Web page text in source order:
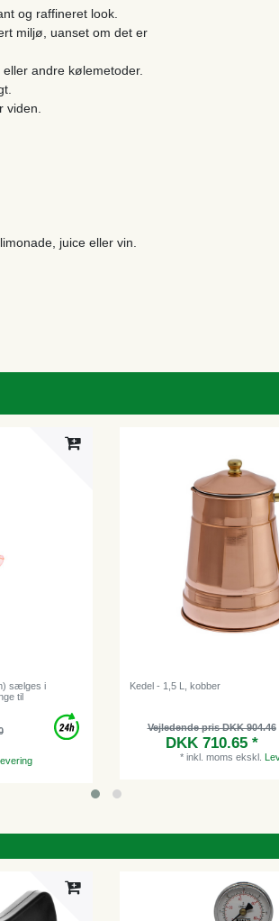
og raffineret look.
miljø, uanset om det er
andre kølemetoder.
viden.
juice eller vin.
sælges i
til
Kedel - 1,5 L, kobber
Vejledende pris DKK 904.46
DKK 710.65 *
* inkl. moms ekskl.